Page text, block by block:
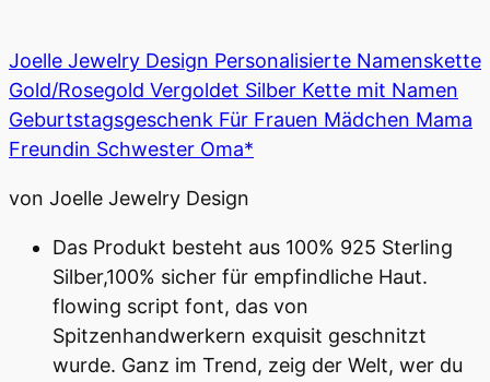
Joelle Jewelry Design Personalisierte Namenskette
Gold/Rosegold Vergoldet Silber Kette mit Namen
Geburtstagsgeschenk Für Frauen Mädchen Mama
Freundin Schwester Oma*
von Joelle Jewelry Design
Das Produkt besteht aus 100% 925 Sterling
Silber,100% sicher für empfindliche Haut.
flowing script font, das von
Spitzenhandwerkern exquisit geschnitzt
wurde. Ganz im Trend, zeig der Welt, wer du